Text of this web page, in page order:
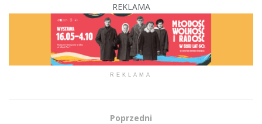
REKLAMA
REKLAMA
Poprzedni